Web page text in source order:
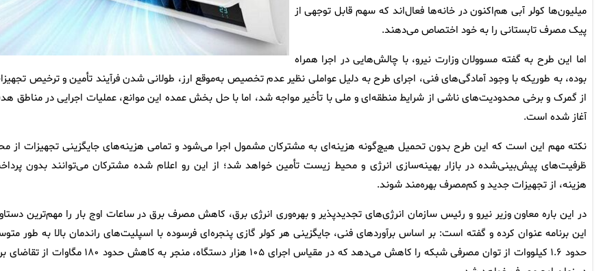
میلیون‌ها کولر آبی هم‌اکنون در خانه‌ها فعال‌اند که سهم قابل توجهی از
پیک مصرف تابستانی را به خود اختصاص می‌دهند.
اما این طرح به گفته مسوولان وزارت نیرو، با چالش‌هایی در اجرا همراه
بوده، به طوریکه با وجود آمادگی‌های فنی، اجرای طرح به دلیل عواملی نظیر عدم تخصیص به‌موقع ارز، طولانی شدن فرآیند تأمین و ترخیص
از گمرک و برخی محدودیت‌های ناشی از شرایط منطقه‌ای و ملی با تأخیر مواجه شد، اما با حل بخش عمده این موانع، عملیات اجرایی در مناطق
آغاز شده است.
نکته مهم این است که این طرح بدون تحمیل هیچ‌گونه هزینه‌ای به مشترکان مشمول اجرا می‌شود و تمامی هزینه‌های جایگزینی تجهیزات از
ظرفیت‌های پیش‌بینی‌شده در بازار بهینه‌سازی انرژی و محیط زیست تأمین خواهد شد؛ از این‌ رو اعلام شده مشترکان می‌توانند بدون
هزینه، از تجهیزات جدید و کم‌مصرف بهره‌مند شوند.
در این باره معاون وزیر نیرو و رئیس سازمان انرژی‌های تجدیدپذیر و بهره‌وری انرژی برق، کاهش مصرف برق در ساعات اوج بار را مهم‌ترین
این برنامه عنوان کرده و گفته است: بر اساس برآوردهای فنی، جایگزینی هر کولر گازی پنجره‌ای فرسوده با اسپلیت‌های راندمان بالا به طور
حدود ۱.۶ کیلووات از توان مصرفی شبکه را کاهش می‌دهد که در مقیاس اجرای ۱۰۵ هزار دستگاه، منجر به کاهش حدود ۱۸۰